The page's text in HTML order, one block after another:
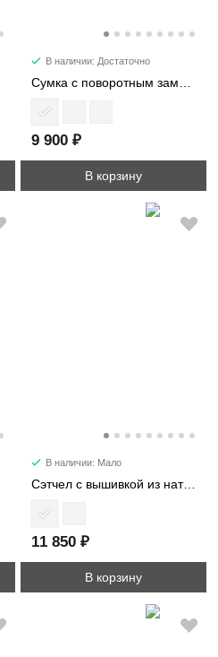
В наличии: Достаточно
9 900 ₽
В корзину
В наличии: Мало
Сэтчел с вышивкой из натурального шелка 3539
11 850 ₽
В корзину